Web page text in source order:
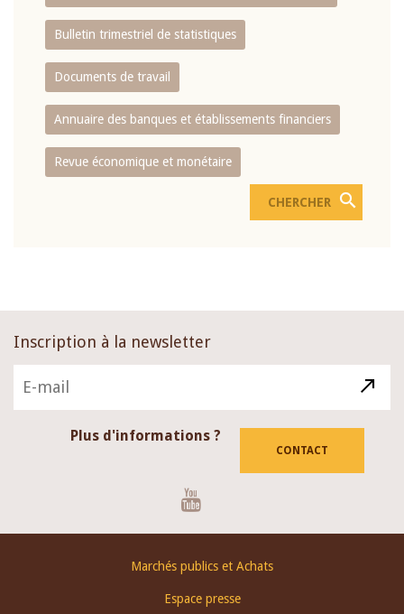
Bulletin trimestriel de statistiques
Documents de travail
Annuaire des banques et établissements financiers
Revue économique et monétaire
Inscription à la newsletter
Plus d'informations ?
CONTACT
Marchés publics et Achats
Espace presse